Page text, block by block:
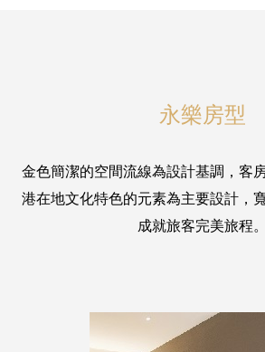
永樂房型
金色簡潔的空間流線為設計基調，客
港在地文化特色的元素為主要設計，
成就旅客完美旅程。